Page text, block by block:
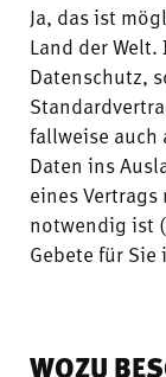
Ja, das ist
Land der
Datenschutz,
fallweise
Daten ins
eines
notwendig ist
Gebete für Sie
WOZU